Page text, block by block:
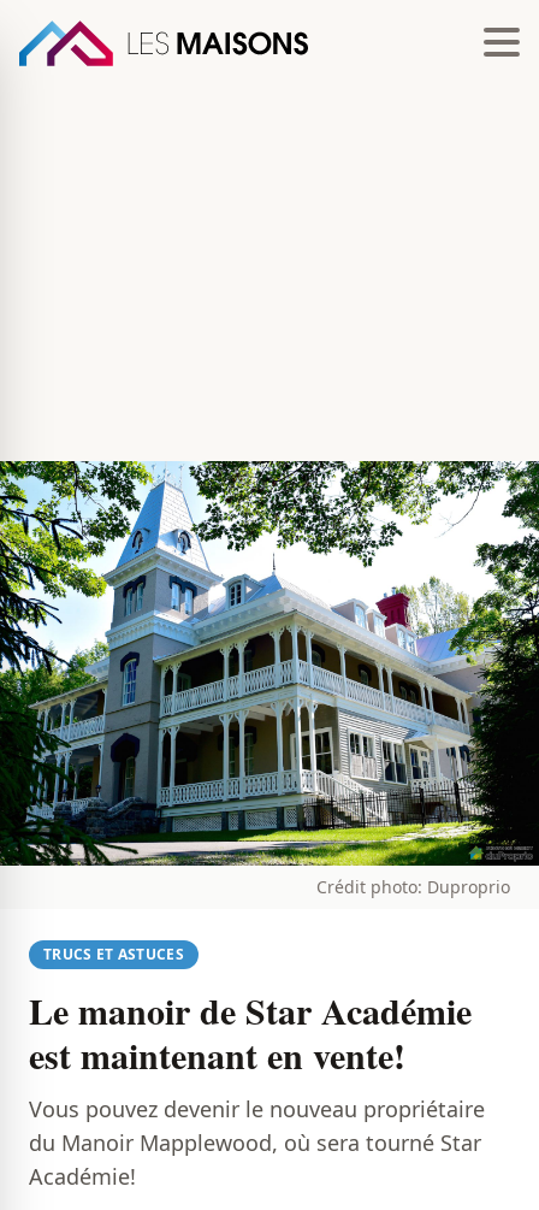
Crédit photo: Duproprio
TRUCS ET ASTUCES
Le manoir de Star Académie
est maintenant en vente!
Vous pouvez devenir le nouveau propriétaire
du Manoir Mapplewood, où sera tourné Star
Académie!